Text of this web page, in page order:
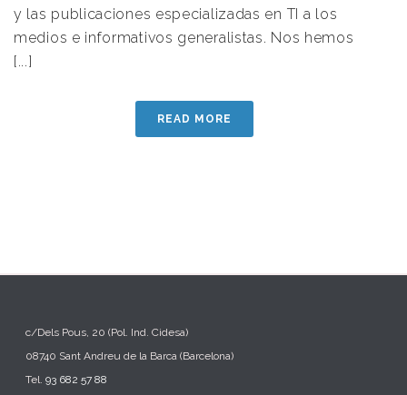
y las publicaciones especializadas en TI a los
medios e informativos generalistas. Nos hemos
[...]
READ MORE
c/Dels Pous, 20 (Pol. Ind. Cidesa)
08740 Sant Andreu de la Barca (Barcelona)
Tel.93 682 57 88